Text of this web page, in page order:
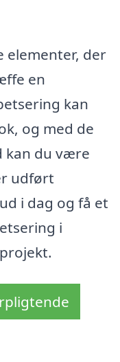
elementer, der
en
kan
og med de
kan du være
udført
i dag og få et
i